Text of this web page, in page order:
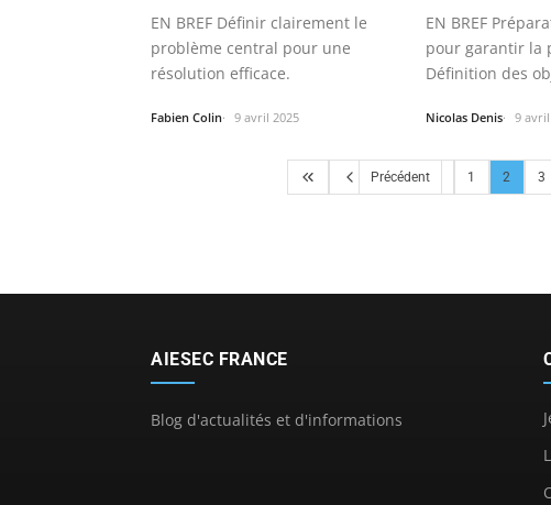
EN BREF Définir clairement le
problème central pour une
résolution efficace.
Fabien Colin 9 avril 2025
EN BREF
pour garantir la
Définition des
Nicolas Denis 9
Précédent 1 2 3
AIESEC FRANCE
Blog d'actualités et d'informations